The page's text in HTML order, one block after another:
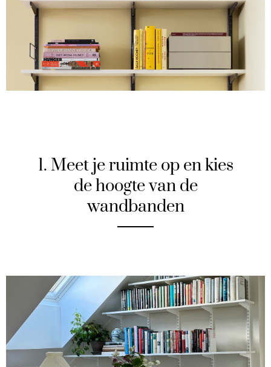
1. Meet je ruimte op en kies
de hoogte van de
wandbanden